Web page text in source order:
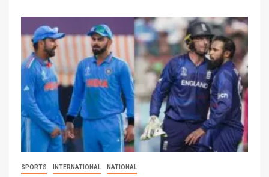
SPORTS INTERNATIONAL NATIONAL